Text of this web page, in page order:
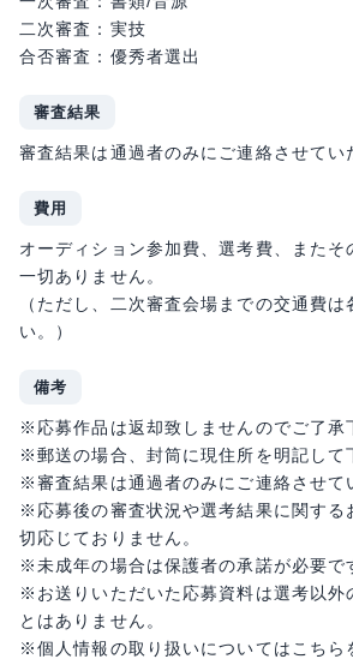
二次審査：実技
合否審査：優秀者選出
審査結果
審査結果は通過者のみにご連絡させてい
費用
オーディション参加費、選考費、またそ
一切ありません。
（ただし、二次審査会場までの交通費は
い。）
備考
※応募作品は返却致しませんのでご了承
※郵送の場合、封筒に現住所を明記して
※審査結果は通過者のみにご連絡させて
※応募後の審査状況や選考結果に関する
切応じておりません。
※未成年の場合は保護者の承諾が必要で
※お送りいただいた応募資料は選考以外
とはありません。
※個人情報の取り扱いについてはこちら